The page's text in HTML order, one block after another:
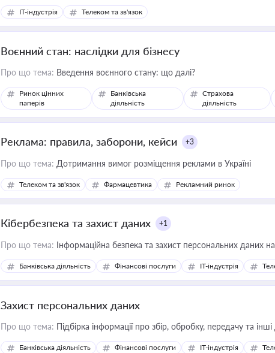
IT-індустрія Телеком та зв'язок
Воєнний стан: наслідки для бізнесу
Про що тема: Введення воєнного стану: що далі?
Ринок цінних
паперів
Банківська
діяльність
Страхова
діяльність
Реклама: правила, заборони, кейси +3
Про що тема: Дотримання вимог розміщення реклами в Україні
Телеком та зв'язок Фармацевтика Рекламний ринок
Кібербезпека та захист даних +1
Про що тема: Інформаційна безпека та захист персональних даних
Банківська діяльність Фінансові послуги IT-індустрія
Захист персональних даних
Про що тема: Підбірка інформації про збір, обробку, передачу та
Банківська діяльність Фінансові послуги IT-індустрія